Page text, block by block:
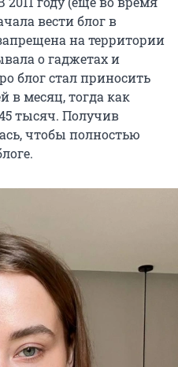
вести блог в
на территории
о гаджетах и
блог стал приносить
в месяц, тогда как
тысяч. Получив
чтобы полностью